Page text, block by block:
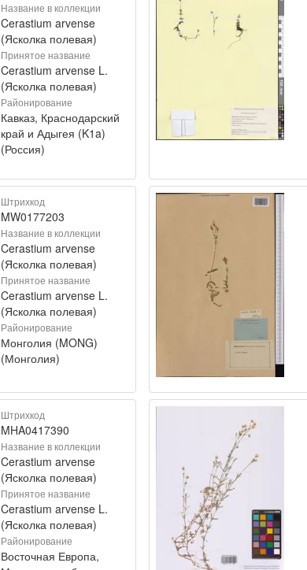
Название в коллекции
Cerastium arvense
(Ясколка полевая)
Принятое название
Cerastium arvense L.
(Ясколка полевая)
Районирование
Кавказ, Краснодарский
край и Адыгея (K1a)
(Россия)
Штрихкод
MW0177203
Название в коллекции
Cerastium arvense
(Ясколка полевая)
Принятое название
Cerastium arvense L.
(Ясколка полевая)
Районирование
Монголия (MONG)
(Монголия)
Штрихкод
MHA0417390
Название в коллекции
Cerastium arvense
(Ясколка полевая)
Принятое название
Cerastium arvense L.
(Ясколка полевая)
Районирование
Восточная Европа,